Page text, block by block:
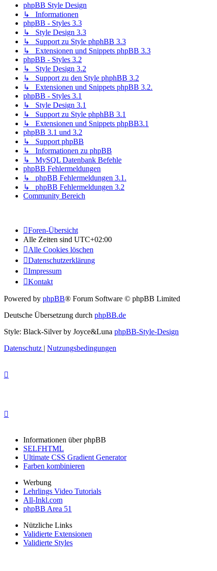
phpBB Style Design
↳ Informationen
phpBB - Styles 3.3
↳ Style Design 3.3
↳ Support zu Style phphBB 3.3
↳ Extensionen und Snippets phpBB 3.3
phpBB - Styles 3.2
↳ Style Design 3.2
↳ Support zu den Style phphBB 3.2
↳ Extensionen und Snippets phpBB 3.2.
phpBB - Styles 3.1
↳ Style Design 3.1
↳ Support zu Style phphBB 3.1
↳ Extensionen und Snippets phpBB3.1
phpBB 3.1 und 3.2
↳ Support phpBB
↳ Informationen zu phpBB
↳ MySQL Datenbank Befehle
phpBB Fehlermeldungen
↳ phpBB Fehlermeldungen 3.1.
↳ phpBB Fehlermeldungen 3.2
Community Bereich
Foren-Übersicht
Alle Zeiten sind UTC+02:00
Alle Cookies löschen
Datenschutzerklärung
Impressum
Kontakt
Powered by phpBB® Forum Software © phpBB Limited
Deutsche Übersetzung durch phpBB.de
Style: Black-Silver by Joyce&Luna phpBB-Style-Design
Datenschutz | Nutzungsbedingungen
Informationen über phpBB
SELFHTML
Ultimate CSS Gradient Generator
Farben kombinieren
Werbung
Lehrlings Video Tutorials
All-Inkl.com
phpBB Area 51
Nützliche Links
Validierte Extensionen
Validierte Styles